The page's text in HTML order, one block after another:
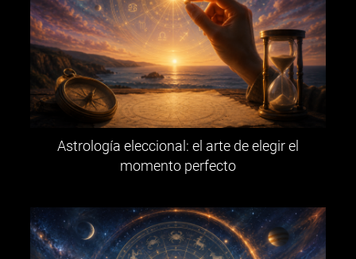
Astrología eleccional: el arte de elegir el
momento perfecto